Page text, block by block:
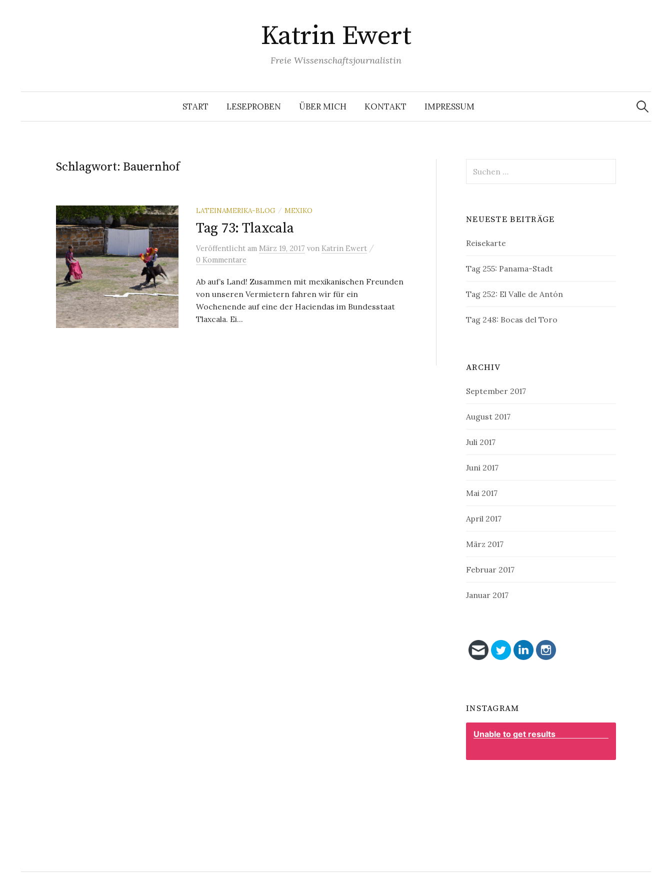
Katrin Ewert
Freie Wissenschaftsjournalistin
START LESEPROBEN ÜBER MICH KONTAKT IMPRESSUM
Suche
nach:
Schlagwort: Bauernhof
LATEINAMERIKA-BLOG / MEXIKO
Tag 73: Tlaxcala
Veröffentlicht am März 19, 2017 von Katrin Ewert /
0 Kommentare
Ab auf’s Land! Zusammen mit mexikanischen Freunden
von unseren Vermietern fahren wir für ein
Wochenende auf eine der Haciendas im Bundesstaat
Tlaxcala. Ei...
nach:
NEUESTE BEITRÄGE
Reisekarte
Tag 255: Panama-Stadt
Tag 252: El Valle de Antón
Tag 248: Bocas del Toro
ARCHIV
September 2017
August 2017
Juli 2017
Juni 2017
Mai 2017
April 2017
März 2017
Februar 2017
Januar 2017
INSTAGRAM
Unable to get results